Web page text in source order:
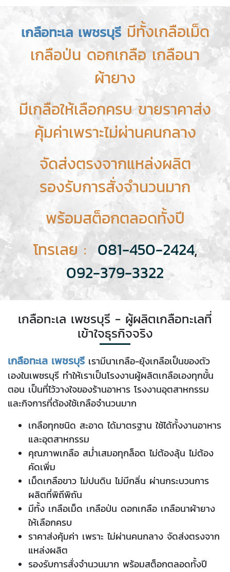
เกลือทะเล เพชรบุรี มีทั้งเกลือเม็ด
เกลือป่น ดอกเกลือ เกลือนา
ผ้ายาง
มีเกลือให้เลือกครบ ขายราคาส่ง
คุ้มค่าเพราะไม่ผ่านคนกลาง
จัดส่งตรงจากแหล่งผลิต
รองรับการสั่งจำนวนมาก
พร้อมสต็อกตลอดทั้งปี
โทรเลย : 081-450-2424,
092-379-3322
เกลือทะเล เพชรบุรี - ผู้ผลิตเกลือทะเลที่
เข้าใจธุรกิจจริง
เกลือทะเล เพชรบุรี เรามีนาเกลือ-ยุ้งเกลือเป็นของตัว
เองในเพชรบุรี ทำให้เราเป็นโรงงานผู้ผลิตเกลือเองทุกขั้น
ตอน เป็นที่ไว้วางใจของร้านอาหาร โรงงานอุตสาหกรรม
และกิจการที่ต้องใช้เกลือจำนวนมาก
เกลือทุกชนิด สะอาด ได้มาตรฐาน ใช้ได้ทั้งงานอาหาร
และอุตสาหกรรม
คุณภาพเกลือ สม่ำเสมอทุกล็อต ไม่ต้องลุ้น ไม่ต้อง
คัดเพิ่ม
เม็ดเกลือขาว ไม่ปนดิน ไม่มีกลิ่น ผ่านกระบวนการ
ผลิตที่พิถีพิถัน
มีทั้ง เกลือเม็ด เกลือป่น ดอกเกลือ เกลือนาผ้ายาง
ให้เลือกครบ
ราคาส่งคุ้มค่า เพราะ ไม่ผ่านคนกลาง จัดส่งตรงจาก
แหล่งผลิต
รองรับการสั่งจำนวนมาก พร้อมสต็อกตลอดทั้งปี